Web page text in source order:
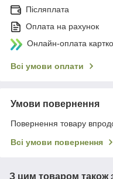
Післяплата
Оплата на рахунок
Онлайн-оплата
Всі умови оплати
Умови повернення
Повернення товару
Всі умови повернення
З цим товаром також